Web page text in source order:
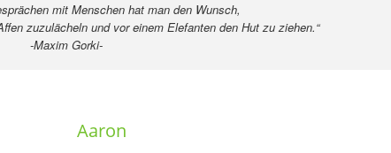
mit Menschen hat man den
zuzulächeln und vor einem Elefanten den Hut zu ziehen.“
Aaron